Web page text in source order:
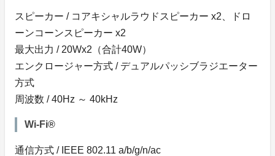
スピーカー / コアキシャルラウドスピーカー x2、ドロ
ーンコーンスピーカー x2
最大出力 / 20Wx2（合計40W）
エンクロージャー方式 / デュアルパッシブラジエーター
方式
周波数 / 40Hz ～ 40kHz
Wi-Fi®
通信方式 / IEEE 802.11 a/b/g/n/ac